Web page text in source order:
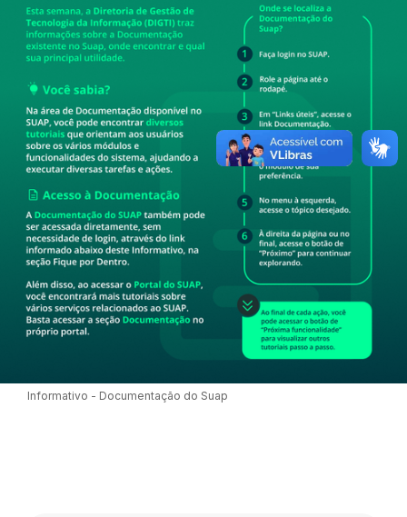
Informativo - Documentação do Suap